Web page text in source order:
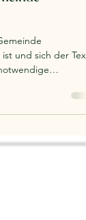
Daraufhin wird die